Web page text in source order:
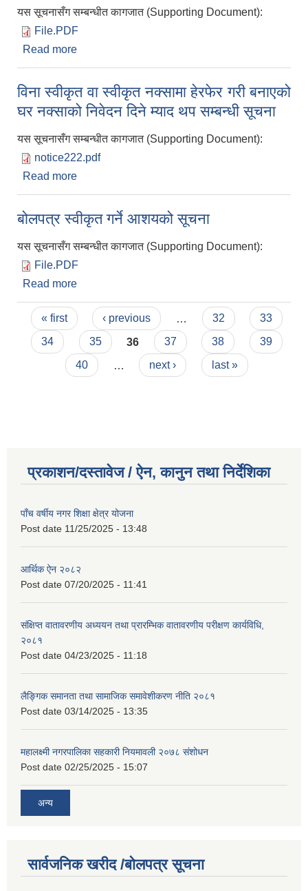
यस सूचनासँग सम्बन्धीत कागजात (Supporting Document):
File.PDF
Read more
विना स्वीकृत वा स्वीकृत नक्सामा हेरफेर गरी बनाएको
घर नक्साको निवेदन दिने म्याद थप सम्बन्धी सूचना
यस सूचनासँग सम्बन्धीत कागजात (Supporting Document):
notice222.pdf
Read more
बोलपत्र स्वीकृत गर्ने आशयको सूचना
यस सूचनासँग सम्बन्धीत कागजात (Supporting Document):
File.PDF
Read more
Pages
« first ‹ previous 32
33
34
35 36 37 38
39
40
next › last »
प्रकाशन/दस्तावेज / ऐन, कानुन तथा निर्देशिका
पाँच वर्षीय नगर शिक्षा क्षेत्र योजना
Post date 11/25/2025 - 13:48
आर्थिक ऐन २०८२
Post date 07/20/2025 - 11:41
संक्षिप्त वातावरणीय अध्ययन तथा प्रारम्भिक वातावरणीय परीक्षण कार्यविधि,
२०८१
Post date 04/23/2025 - 11:18
लैङ्गिक समानता तथा सामाजिक समावेशीकरण नीति २०८१
Post date 03/14/2025 - 13:35
महालक्ष्मी नगरपालिका सहकारी नियमावली २०७८ संशोधन
Post date 02/25/2025 - 15:07
अन्य
सार्वजनिक खरीद /बोलपत्र सूचना